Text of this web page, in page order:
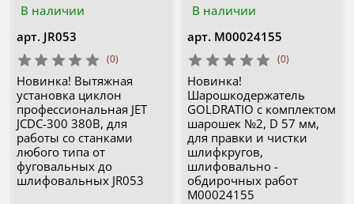
В наличии
арт. JR053
(0)
Новинка! Вытяжная
установка циклон
профессиональная JET
JCDC-300 380В, для
работы со станками
любого типа от
фуговальных до
шлифовальных JR053
В наличии
арт. М00024155
(0)
Новинка!
Шарошкодержатель
GOLDRATIO с комплектом
шарошек №2, D 57 мм,
для правки и чистки
шлифкругов,
шлифовально -
обдирочных работ
М00024155